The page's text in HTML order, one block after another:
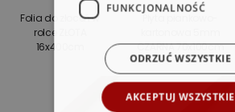
Folia do złoceń w
rolce ZŁOTA
16x400cm
Płyta piankowo-
CZARNA 70x100cm
FUNKCJONALNOŚĆ
AKCEPTUJ WSZYSTKIE
ODRZUĆ WSZYSTKIE